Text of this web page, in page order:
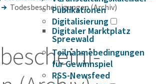
Publikationen
Digitalisierung
Digitaler Marktplatz
Spreewald
Teilnahmebedingungen
für Gewinnspiel
RSS-Newsfeed
Todesbescheinigungen (Archiv)